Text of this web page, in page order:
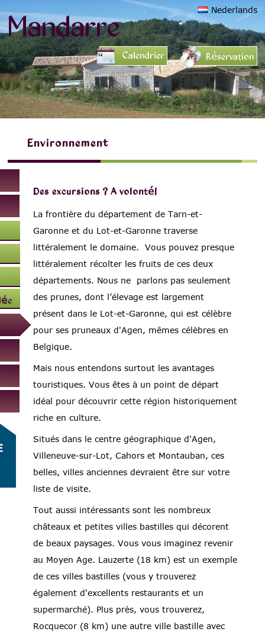
Mandarre Nederlands
Calendrier Réservation
Environnement
Des excursions ? A volonté!
La frontière du département de Tarn-et-
Garonne et du Lot-et-Garonne traverse
littéralement le domaine. Vous pouvez presque
littéralement récolter les fruits de ces deux
départements. Nous ne parlons pas seulement
des prunes, dont l’élevage est largement
présent dans le Lot-et-Garonne, qui est célèbre
pour ses pruneaux d'Agen, mêmes célèbres en
Belgique.
Mais nous entendons surtout les avantages
touristiques. Vous êtes à un point de départ
idéal pour découvrir cette région historiquement
riche en culture.
Situés dans le centre géographique d'Agen,
Villeneuve-sur-Lot, Cahors et Montauban, ces
belles, villes anciennes devraient être sur votre
liste de visite.
Tout aussi intéressants sont les nombreux
châteaux et petites villes bastilles qui décorent
de beaux paysages. Vous vous imaginez revenir
au Moyen Age. Lauzerte (18 km) est un exemple
de ces villes bastilles (vous y trouverez
également d'excellents restaurants et un
supermarché). Plus près, vous trouverez,
Rocquecor (8 km) une autre ville bastille avec